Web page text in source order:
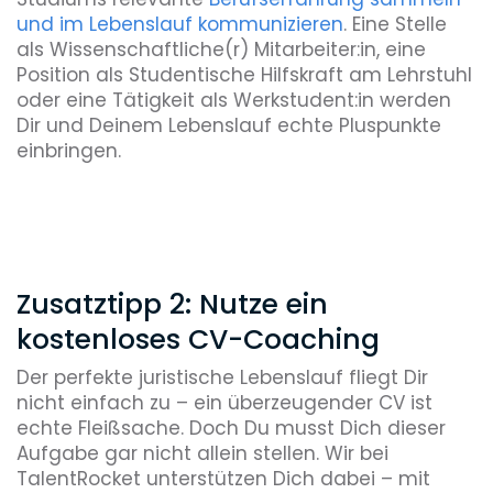
und im Lebenslauf kommunizieren. Eine Stelle
als Wissenschaftliche(r) Mitarbeiter:in, eine
Position als Studentische Hilfskraft am Lehrstuhl
oder eine Tätigkeit als Werkstudent:in werden
Dir und Deinem Lebenslauf echte Pluspunkte
einbringen.
Zusatztipp 2: Nutze ein
kostenloses CV-Coaching
Der perfekte juristische Lebenslauf fliegt Dir
nicht einfach zu – ein überzeugender CV ist
echte Fleißsache. Doch Du musst Dich dieser
Aufgabe gar nicht allein stellen. Wir bei
TalentRocket unterstützen Dich dabei – mit